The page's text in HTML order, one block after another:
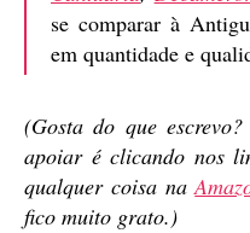
se comparar à
em quantidade e
(Gosta do que
apoiar é clicando nos
qualquer coisa na
fico muito grato.)